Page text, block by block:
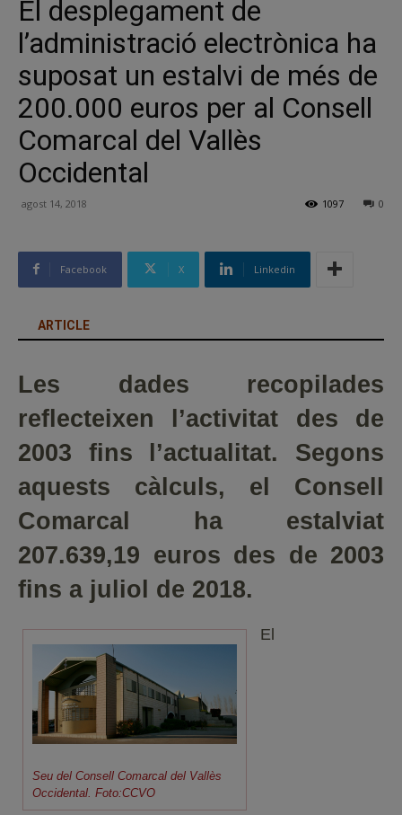
El desplegament de
l’administració electrònica ha
suposat un estalvi de més de
200.000 euros per al Consell
Comarcal del Vallès
Occidental
agost 14, 2018 0
1097
Facebook X Linkedin
ARTICLE
Les dades recopilades
reflecteixen l’activitat des de
2003 fins l’actualitat. Segons
aquests càlculs, el Consell
Comarcal ha estalviat
207.639,19 euros des de 2003
fins a juliol de 2018.
Seu del Consell Comarcal del Vallès
Occidental. Foto:CCVO
El